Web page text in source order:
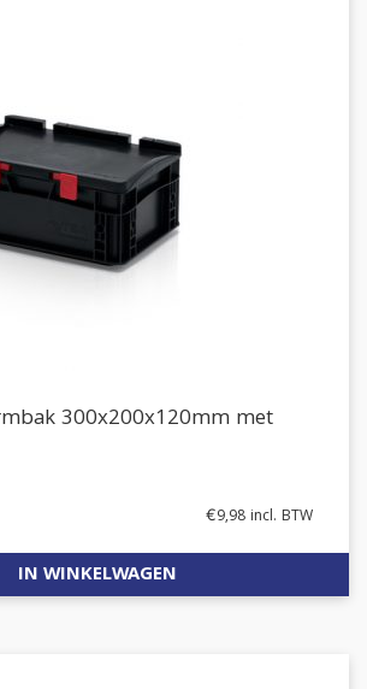
300x200x120mm met
€9,98 incl. BTW
IN WINKELWAGEN